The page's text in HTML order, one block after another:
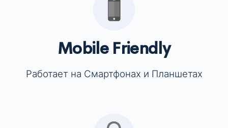
Mobile Friendly
Работает на Смартфонах и Планшетах